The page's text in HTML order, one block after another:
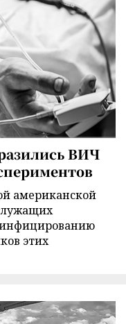
ВИЧ
американской
этих